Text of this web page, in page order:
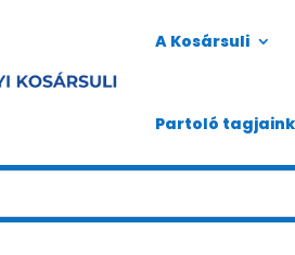
A Kosársuli
Partoló tagjaink